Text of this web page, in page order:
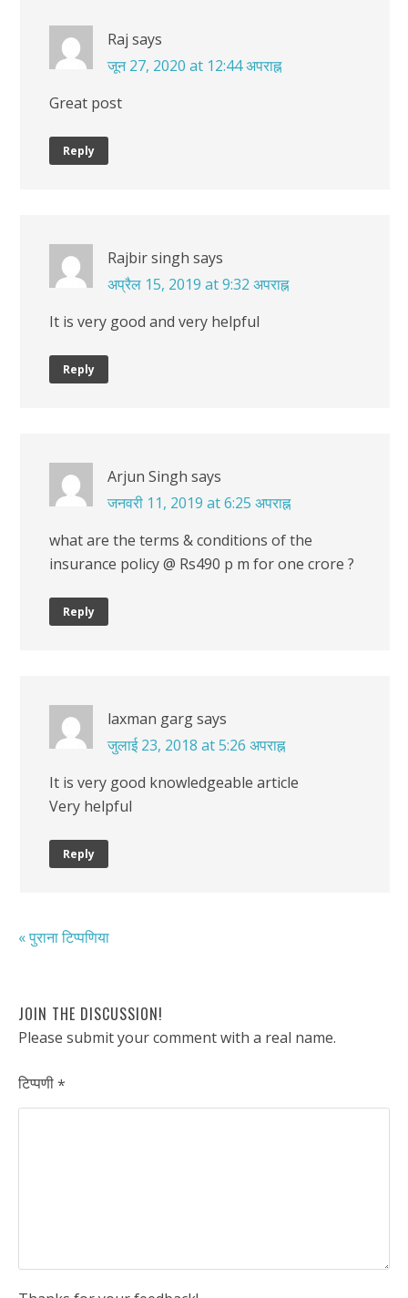
Raj says
जून 27, 2020 at 12:44 अपराह्न
Great post
Reply
Rajbir singh says
अप्रैल 15, 2019 at 9:32 अपराह्न
It is very good and very helpful
Reply
Arjun Singh says
जनवरी 11, 2019 at 6:25 अपराह्न
what are the terms & conditions of the
insurance policy @ Rs490 p m for one crore ?
Reply
laxman gargsays
जुलाई 23, 2018 at 5:26 अपराह्न
It is very good knowledgeable article
Very helpful
Reply
« पुराना टिप्पणिया
JOIN THE DISCUSSION!
Please submit your comment with a real name.
टिप्पणी*